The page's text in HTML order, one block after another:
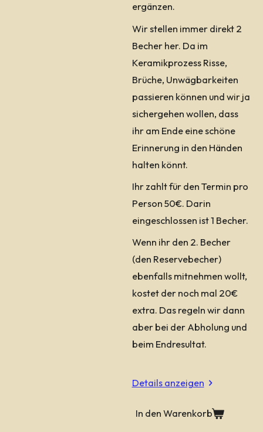
ergänzen.
Wir stellen immer direkt 2
Becher her. Da im
Keramikprozess Risse,
Brüche, Unwägbarkeiten
passieren können und wir ja
sichergehen wollen, dass
ihr am Ende eine schöne
Erinnerung in den Händen
halten könnt.
Ihr zahlt für den Termin pro
Person 50€. Darin
eingeschlossen ist 1 Becher.
Wenn ihr den 2. Becher
(den Reservebecher)
ebenfalls mitnehmen wollt,
kostet der noch mal 20€
extra. Das regeln wir dann
aber bei der Abholung und
beim Endresultat.
Details anzeigen
In den Warenkorb